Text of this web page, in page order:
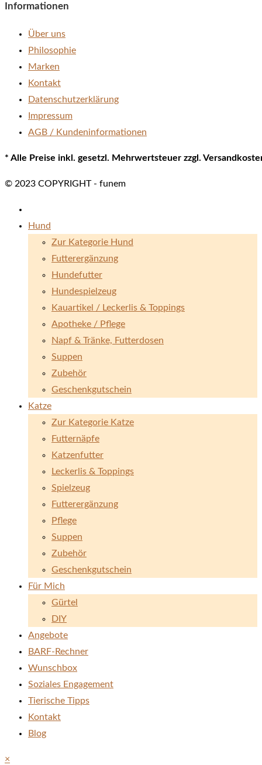
Informationen
Über uns
Philosophie
Marken
Kontakt
Datenschutzerklärung
Impressum
AGB / Kundeninformationen
* Alle Preise inkl. gesetzl. Mehrwertsteuer zzgl.
© 2023 COPYRIGHT - funem
Hund
Zur Kategorie Hund
Futterergänzung
Hundefutter
Hundespielzeug
Kauartikel / Leckerlis & Toppings
Apotheke / Pflege
Napf & Tränke, Futterdosen
Suppen
Zubehör
Geschenkgutschein
Katze
Zur Kategorie Katze
Futternäpfe
Katzenfutter
Leckerlis & Toppings
Spielzeug
Futterergänzung
Pflege
Suppen
Zubehör
Geschenkgutschein
Für Mich
Gürtel
DIY
Angebote
BARF-Rechner
Wunschbox
Soziales Engagement
Tierische Tipps
Kontakt
Blog
×